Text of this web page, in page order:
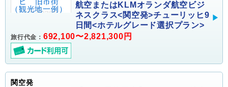
航空またはKLMオランダ航空ビジ
ネスクラス<関空発>チューリッヒ9
日間<ホテルグレード選択プラン>
旅行代金： 692,100〜2,821,300円
関空発